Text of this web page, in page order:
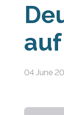
04 June